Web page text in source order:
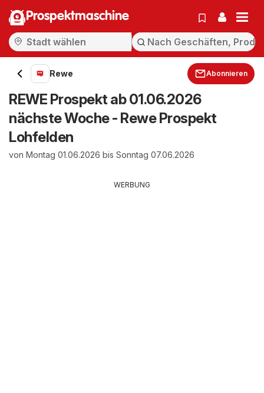
Prospektmaschine
Rewe Abonnieren
REWE Prospekt ab 01.06.2026
nächste Woche - Rewe Prospekt
Lohfelden
von Montag 01.06.2026 bis Sonntag 07.06.2026
WERBUNG